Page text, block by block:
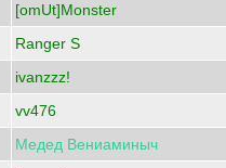
[omUt]Monster
Ranger S
ivanzzz!
vv476
Медед Вениаминыч